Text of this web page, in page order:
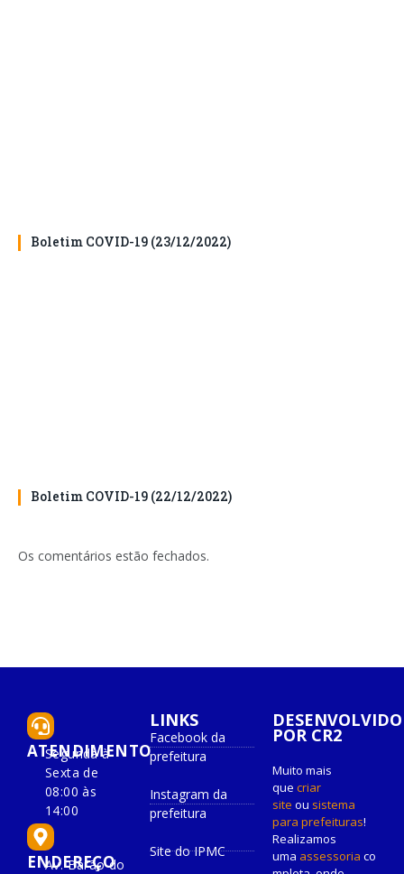
Boletim COVID-19 (23/12/2022)
Boletim COVID-19 (22/12/2022)
Os comentários estão fechados.
ATENDIMENTO
Segunda à
Sexta de
08:00 às
14:00
ENDEREÇO
Av. Barão do
LINKS
Facebook da
prefeitura
Instagram da
prefeitura
Site do IPMC
DESENVOLVIDO
POR CR2
Muito mais
que criar
site ou sistema
para prefeituras!
Realizamos
uma assessoria co